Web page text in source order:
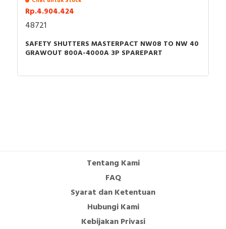
Rp.4.904.424
48721
SAFETY SHUTTERS MASTERPACT NW08 TO NW 40
GRAWOUT 800A-4000A 3P SPAREPART
Tentang Kami
FAQ
Syarat dan Ketentuan
Hubungi Kami
Kebijakan Privasi